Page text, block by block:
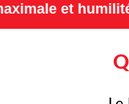
humilité